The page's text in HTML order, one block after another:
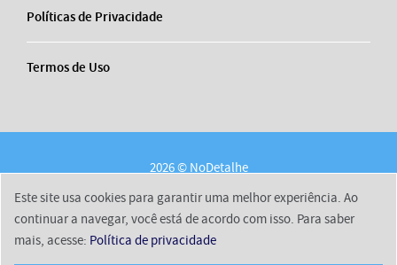
Políticas de Privacidade
Termos de Uso
2026 © NoDetalhe
Sobre a WebGo Content
Políticas de Privacidade
Termos de Uso
Este site usa cookies para garantir uma melhor experiência. Ao
continuar a navegar, você está de acordo com isso. Para saber
mais, acesse: Política de privacidade